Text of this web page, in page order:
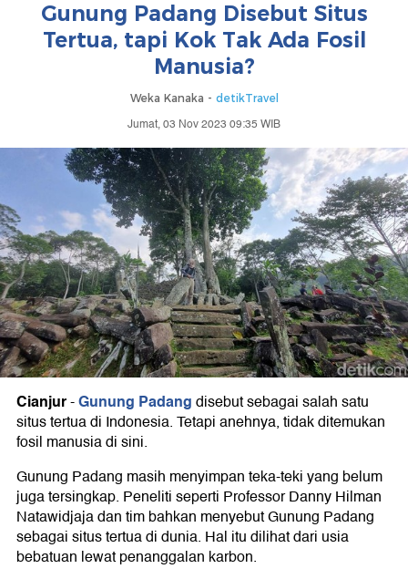
Gunung Padang Disebut Situs
Tertua, tapi Kok Tak Ada Fosil
Manusia?
Weka Kanaka - detikTravel
Jumat, 03 Nov 2023 09:35 WIB
Cianjur-Gunung Padangdisebut sebagai salah satu
situs tertua di Indonesia. Tetapi anehnya, tidak ditemukan
fosil manusia di sini.
Gunung Padang masih menyimpan teka-teki yang belum
juga tersingkap. Peneliti seperti Professor Danny Hilman
Natawidjaja dan tim bahkan menyebut Gunung Padang
sebagai situs tertua di dunia. Hal itu dilihat dari usia
bebatuan lewat penanggalan karbon.